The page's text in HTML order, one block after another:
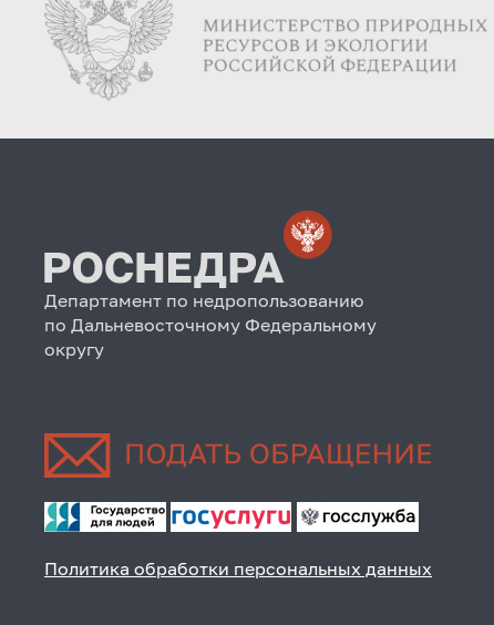
Департамент по недропользованию
по Дальневосточному Федеральному
округу
Политика обработки персональных данных